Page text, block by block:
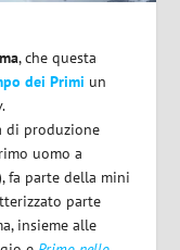
, che questa
dei Primi un
di produzione
uomo a
fa parte della mini
parte
insieme alle